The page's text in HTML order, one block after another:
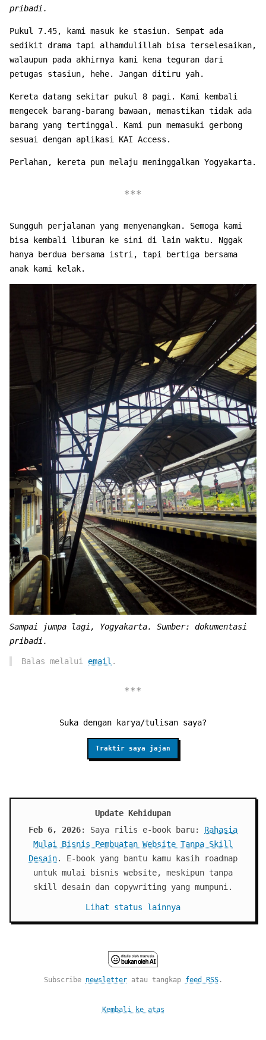
pribadi.
Pukul 7.45, kami masuk ke stasiun. Sempat ada
sedikit drama tapi alhamdulillah bisa terselesaikan,
walaupun pada akhirnya kami kena teguran dari
petugas stasiun, hehe. Jangan ditiru yah.
Kereta datang sekitar pukul 8 pagi. Kami kembali
mengecek barang-barang bawaan, memastikan tidak ada
barang yang tertinggal. Kami pun memasuki gerbong
sesuai dengan aplikasi KAI Access.
Perlahan, kereta pun melaju meninggalkan Yogyakarta.
Sungguh perjalanan yang menyenangkan. Semoga kami
bisa kembali liburan ke sini di lain waktu. Nggak
hanya berdua bersama istri, tapi bertiga bersama
anak kami kelak.
Sampai jumpa lagi, Yogyakarta. Sumber: dokumentasi
pribadi.
Balas melalui email .
Suka dengan karya/tulisan saya?
Traktir saya jajan
Update Kehidupan
Feb 6, 2026: Saya rilis e-book baru: Rahasia
Mulai Bisnis Pembuatan Website Tanpa Skill
Desain. E-book yang bantu kamu kasih roadmap
untuk mulai bisnis website, meskipun tanpa
skill desain dan copywriting yang mumpuni.
Lihat status lainnya
Subscribe newsletteratau tangkap feed RSS.
Kembali ke atas